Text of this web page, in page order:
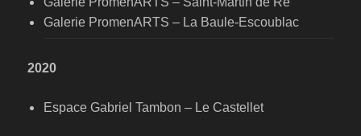
Galerie PromenARTS – La Baule-Escoublac
2020
Espace Gabriel Tambon – Le Castellet